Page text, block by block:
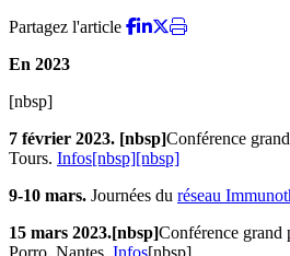
Partagez l'article
En 2023
[nbsp]
7 février 2023. [nbsp]Conférence
Tours. Infos[nbsp][nbsp]
9-10 mars. Journées du réseau
15 mars 2023.[nbsp]Conférence
Porro. Nantes. Infos[nbsp]